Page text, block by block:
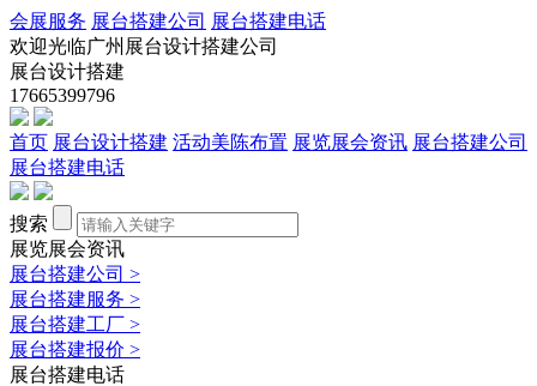
会展服务 展台搭建公司 展台搭建电话
欢迎光临广州展台设计搭建公司
展台设计搭建
17665399796
首页 展台设计搭建 活动美陈布置 展览展会资讯 展台搭建公司
展台搭建电话
搜索
展览展会资讯
展台搭建公司 >
展台搭建服务 >
展台搭建工厂 >
展台搭建报价 >
展台搭建电话